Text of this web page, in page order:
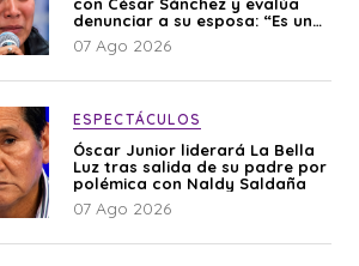
denunciar a su esposa: “Es una
difamación”
07 Ago 2026
ESPECTÁCULOS
Óscar Junior liderará La Bella
Luz tras salida de su padre por
polémica con Naldy Saldaña
07 Ago 2026